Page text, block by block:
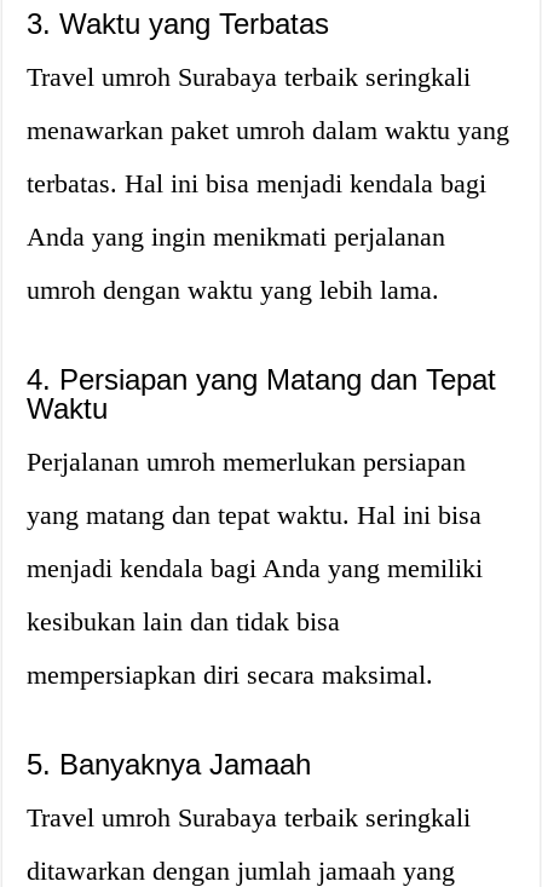
3. Waktu yang Terbatas
Travel umroh Surabaya terbaik seringkali
menawarkan paket umroh dalam waktu yang
terbatas. Hal ini bisa menjadi kendala bagi
Anda yang ingin menikmati perjalanan
umroh dengan waktu yang lebih lama.
4. Persiapan yang Matang dan Tepat
Waktu
Perjalanan umroh memerlukan persiapan
yang matang dan tepat waktu. Hal ini bisa
menjadi kendala bagi Anda yang memiliki
kesibukan lain dan tidak bisa
mempersiapkan diri secara maksimal.
5. Banyaknya Jamaah
Travel umroh Surabaya terbaik seringkali
ditawarkan dengan jumlah jamaah yang